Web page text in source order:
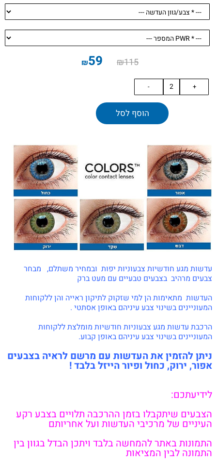
₪115
₪59
הוסף לסל
עדשות מגע חודשיות צבעוניות יפות ובמחיר משתלם, מבחר
צבעים מרהיב בצבעים טבעיים עם מעט ברק
העדשות מתאימות הן למי שזקוק לתיקון ראייה והן ללקוחות
המעוניינים בשינוי צבע עיניהם באופן אסתטי .
הרכבת עדשות מגע צבעוניות חודשיות מומלצת ללקוחות
המעוניינים בשינוי צבע עיניהם באופן קבוע.
ניתן להזמין את העדשות עם מרשם לראיה בצבעים
אפור, ירוק, כחול ופיור הייזל בלבד !
לידיעתכם:
הצבעים שיתקבלו בזמן ההרכבה תלויים בצבע רקע
העיניים של מרכיבי העדשות ועל אחריותם
התמונות באתר להמחשה בלבד ויתכן הבדל בגוון בין
התמונה לבין המציאות